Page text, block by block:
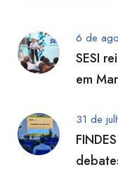
6 de
SESI
em
31 de